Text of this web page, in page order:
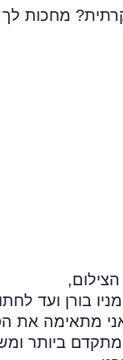
מחכות לך
בורן ועד
מתאימה את
ביותר